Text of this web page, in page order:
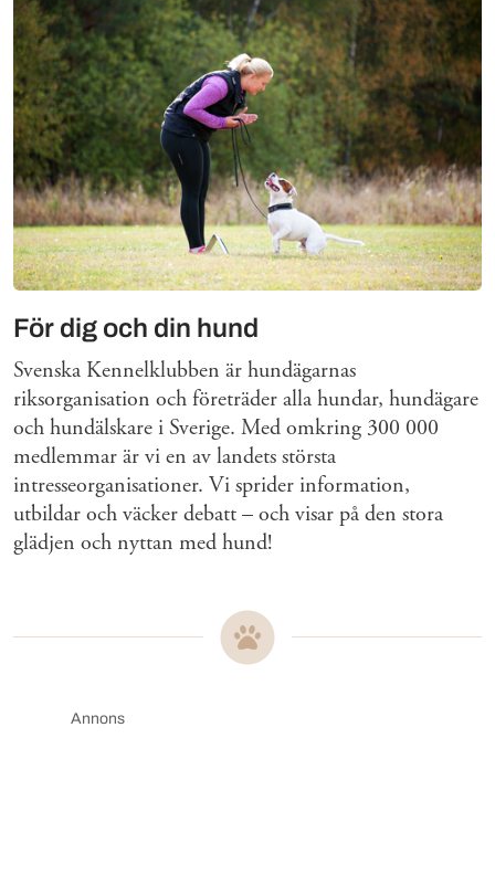
För dig och din hund
Svenska Kennelklubben är hundägarnas
riksorganisation och företräder alla hundar, hundägare
och hundälskare i Sverige. Med omkring 300 000
medlemmar är vi en av landets största
intresseorganisationer. Vi sprider information,
utbildar och väcker debatt – och visar på den stora
glädjen och nyttan med hund!
Annons